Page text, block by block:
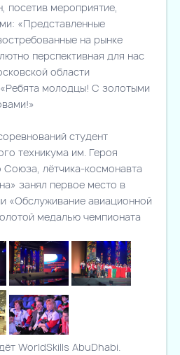
посетив мероприятие,
«Представленные
на рынке
перспективная для нас
области
молодцы! С золотыми
студент
техникума им. Героя
Союза, лётчика-космонавта
занял первое место в
«Обслуживание авиационной
медалью чемпионата
WorldSkills AbuDhabi.